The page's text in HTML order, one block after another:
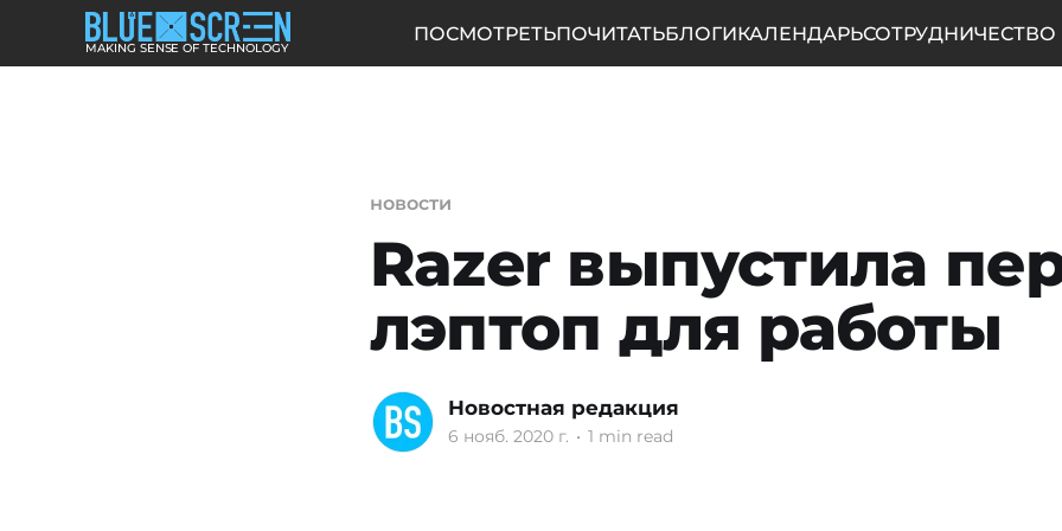
MAKING SENSE OF TECHNOLOGY
ПОСМОТРЕТЬПОЧИТАТЬБЛОГИКАЛЕНДАРЬСОТРУДНИЧЕСТВО
новости
Razer выпустила
лэптоп для работы
Новостная редакция
6 нояб. 2020 г. • 1 min read